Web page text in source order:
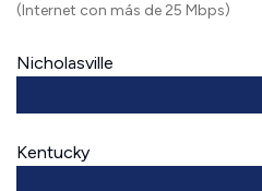
(Internet con más de 25 Mbps)
Nicholasville
Kentucky